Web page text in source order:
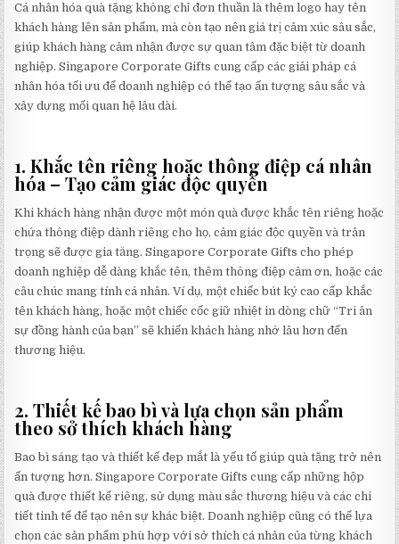
Cá nhân hóa quà tặng không chỉ đơn thuần là thêm logo hay tên
khách hàng lên sản phẩm, mà còn tạo nên giá trị cảm xúc sâu sắc,
giúp khách hàng cảm nhận được sự quan tâm đặc biệt từ doanh
nghiệp. Singapore Corporate Gifts cung cấp các giải pháp cá
nhân hóa tối ưu để doanh nghiệp có thể tạo ấn tượng sâu sắc và
xây dựng mối quan hệ lâu dài.
1. Khắc tên riêng hoặc thông điệp cá nhân
hóa – Tạo cảm giác độc quyền
Khi khách hàng nhận được một món quà được khắc tên riêng hoặc
chứa thông điệp dành riêng cho họ, cảm giác độc quyền và trân
trọng sẽ được gia tăng. Singapore Corporate Gifts cho phép
doanh nghiệp dễ dàng khắc tên, thêm thông điệp cảm ơn, hoặc các
câu chúc mang tính cá nhân. Ví dụ, một chiếc bút ký cao cấp khắc
tên khách hàng, hoặc một chiếc cốc giữ nhiệt in dòng chữ “Tri ân
sự đồng hành của bạn” sẽ khiến khách hàng nhớ lâu hơn đến
thương hiệu.
2. Thiết kế bao bì và lựa chọn sản phẩm
theo sở thích khách hàng
Bao bì sáng tạo và thiết kế đẹp mắt là yếu tố giúp quà tặng trở nên
ấn tượng hơn. Singapore Corporate Gifts cung cấp những hộp
quà được thiết kế riêng, sử dụng màu sắc thương hiệu và các chi
tiết tinh tế để tạo nên sự khác biệt. Doanh nghiệp cũng có thể lựa
chọn các sản phẩm phù hợp với sở thích cá nhân của từng khách